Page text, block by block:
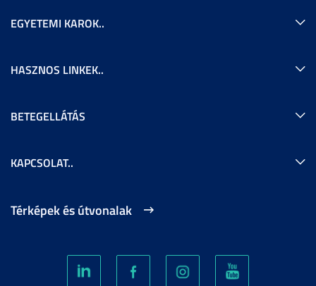
EGYETEMI KAROK..
HASZNOS LINKEK..
BETEGELLÁTÁS
KAPCSOLAT..
Térképek és útvonalak